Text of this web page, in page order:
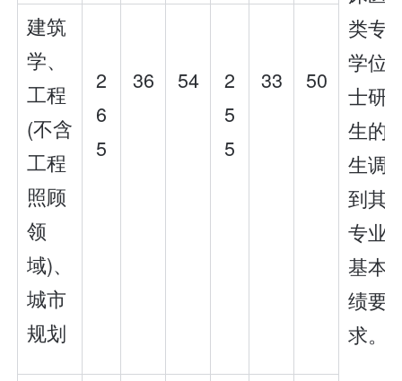
类专
学位
士研
生的
生调
到其
专业
基本
绩要
求。”
建筑
学、
工程
(不含
工程
照顾
领
域)、
城市
规划
2
6
5
36 54
2
5
5
33 50